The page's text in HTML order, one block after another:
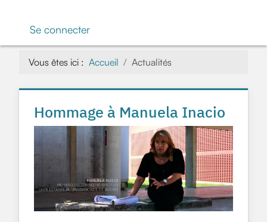
Se connecter
Vous êtes ici : Accueil Actualités
Hommage à Manuela Inacio